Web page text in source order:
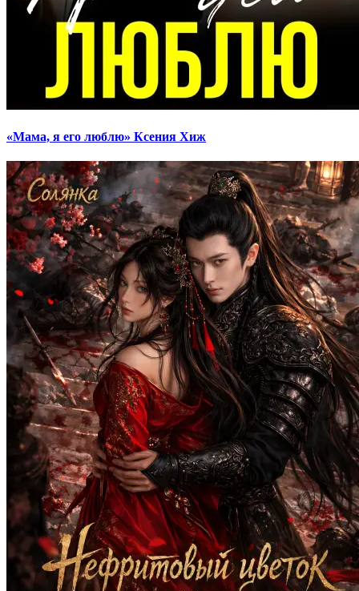
«Мама, я его люблю» Ксения Хиж